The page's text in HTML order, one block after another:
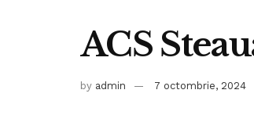
ACS
by admin 7 octombrie, 2024